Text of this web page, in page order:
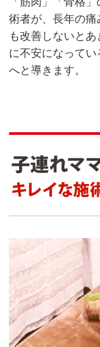
術者が、長年の
も改善しないと
に不安になって
へと導きます。